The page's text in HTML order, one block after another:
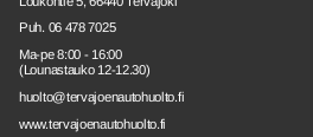
Puh. 06 478 7025
Ma-pe 8:00 - 16:00
(Lounastauko 12-12.30)
huolto@tervajoenautohuolto.fi
www.tervajoenautohuolto.fi